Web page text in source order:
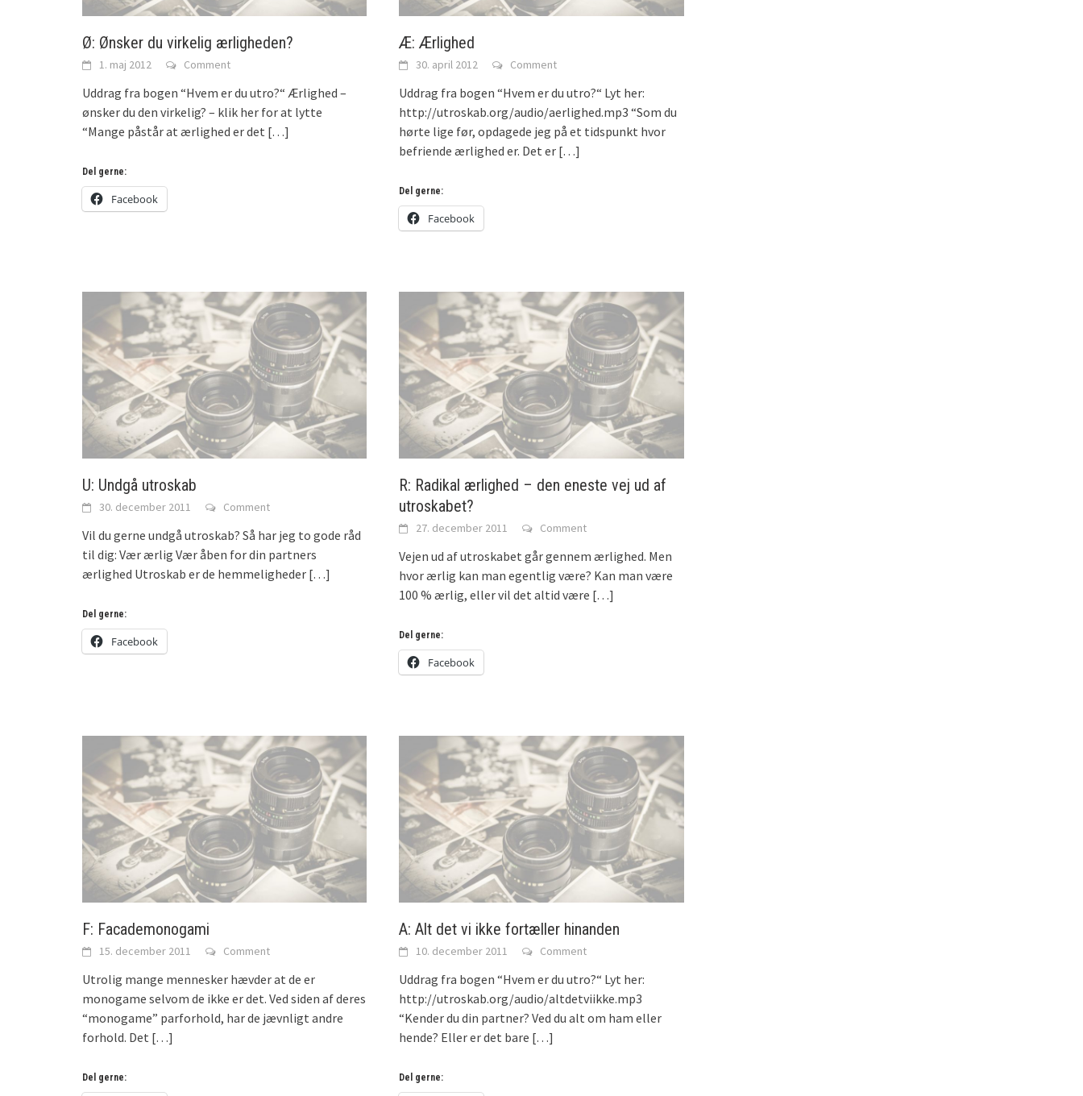
Ø: Ønsker du virkelig ærligheden?
1. maj 2012 Comment
Uddrag fra bogen “Hvem er du utro?“ Ærlighed –
ønsker du den virkelig? – klik her for at lytte
“Mange påstår at ærlighed er det […]
Del gerne:
Facebook
Æ: Ærlighed
30. april 2012 Comment
Uddrag fra bogen “Hvem er du utro?“ Lyt her:
http://utroskab.org/audio/aerlighed.mp3 “Som du
hørte lige før, opdagede jeg på et tidspunkt hvor
befriende ærlighed er. Det er […]
Del gerne:
Facebook
U: Undgå utroskab
30. december 2011 Comment
Vil du gerne undgå utroskab? Så har jeg to gode råd
til dig: Vær ærlig Vær åben for din partners
ærlighed Utroskab er de hemmeligheder […]
Del gerne:
Facebook
R: Radikal ærlighed – den eneste vej ud af
utroskabet?
27. december 2011 Comment
Vejen ud af utroskabet går gennem ærlighed. Men
hvor ærlig kan man egentlig være? Kan man være
100 % ærlig, eller vil det altid være […]
Del gerne:
Facebook
F: Facademonogami
15. december 2011 Comment
Utrolig mange mennesker hævder at de er
monogame selvom de ikke er det. Ved siden af deres
“monogame” parforhold, har de jævnligt andre
forhold. Det […]
Del gerne:
A: Alt det vi ikke fortæller hinanden
10. december 2011 Comment
Uddrag fra bogen “Hvem er du utro?“ Lyt her:
http://utroskab.org/audio/altdetviikke.mp3
“Kender du din partner? Ved du alt om ham eller
hende? Eller er det bare […]
Del gerne: